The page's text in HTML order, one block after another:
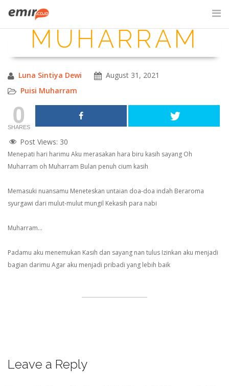
content
SITE SEARCH
MUHARRAM
Luna Sintiya Dewi
August 31, 2021
Puisi Muharram
0
SHARES
Post Views: 30
Menepati hari harimu Aku merasakan hara biru kasih sayang Oh
Muharram oh Muharram Bulan penuh cium kasih
Memasuki nuansamu Meneteskan untaian doa-doa indah Beraroma
syurgawi dari mulut-mulut mungil Kekasih para nabi
Muharram…
Padamu aku menemukan Kasih dan sayang nan tulus Izinkan aku menjadi
bagian darimu Agar aku menjadi pribadi yang lebih baik
Leave a Reply